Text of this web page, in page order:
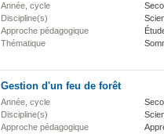
Année, cycle
Discipline(s)
Approche pédagogique
Thématique
Gestion d'un feu de forêt
Année, cycle
Discipline(s)
Approche pédagogique